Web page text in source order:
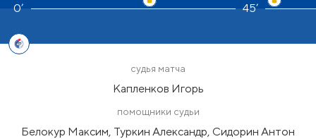
45’
судья матча
Капленков Игорь
помощники судьи
Белокур Максим, Туркин Александр, Сидорин Антон